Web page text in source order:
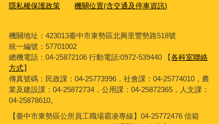
隱私權保護政策 機關位置(含交通及停車資訊)
機關地址：423013臺中市東勢區北興里豐勢路518號
統一編號：57701002
總機電話：04-25872106 行動電話:0972-539440 【各科室聯絡
方式】
傳真號碼：民政課：04-25773996，社會課：04-25774010，農
業及建設課：04-25872734，公用課：04-25872365，人文課：
04-25878610。
【臺中市東勢區公所員工職場霸凌專線】04-25772476 信箱